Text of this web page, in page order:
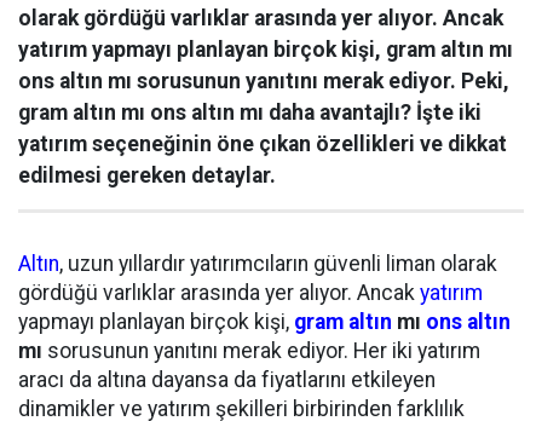
olarak gördüğü varlıklar arasında yer alıyor. Ancak
yatırım yapmayı planlayan birçok kişi, gram altın mı
ons altın mı sorusunun yanıtını merak ediyor. Peki,
gram altın mı ons altın mı daha avantajlı? İşte iki
yatırım seçeneğinin öne çıkan özellikleri ve dikkat
edilmesi gereken detaylar.
Altın, uzun yıllardır yatırımcıların güvenli liman olarak
gördüğü varlıklar arasında yer alıyor. Ancak yatırım
yapmayı planlayan birçok kişi, gram altın mı ons altın
mı sorusunun yanıtını merak ediyor. Her iki yatırım
aracı da altına dayansa da fiyatlarını etkileyen
dinamikler ve yatırım şekilleri birbirinden farklılık